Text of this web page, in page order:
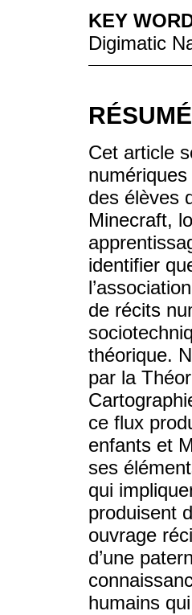
KEY
Digimatic
RÉSUMÉ
Cet article
des élèves
Minecraft,
identifier
de récits
théorique.
par la
ce flux
enfants et
ses
qui
produisent
ouvrage
d’une
humains